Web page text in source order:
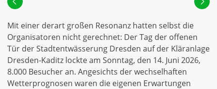
Mit einer derart großen Resonanz hatten selbst die
Organisatoren nicht gerechnet: Der Tag der offenen
Tür der Stadtentwässerung Dresden auf der Kläranlage
Dresden-Kaditz lockte am Sonntag, den 14. Juni 2026,
8.000 Besucher an. Angesichts der wechselhaften
Wetterprognosen waren die eigenen Erwartungen